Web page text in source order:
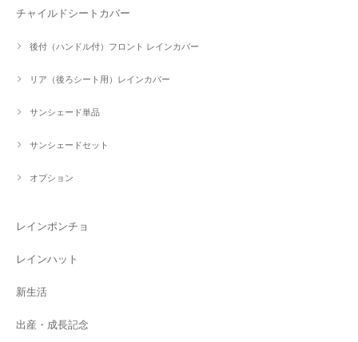
チャイルドシートカバー
後付（ハンドル付）フロント レインカバー
リア（後ろシート用）レインカバー
サンシェード単品
サンシェードセット
オプション
レインポンチョ
レインハット
新生活
出産・成長記念